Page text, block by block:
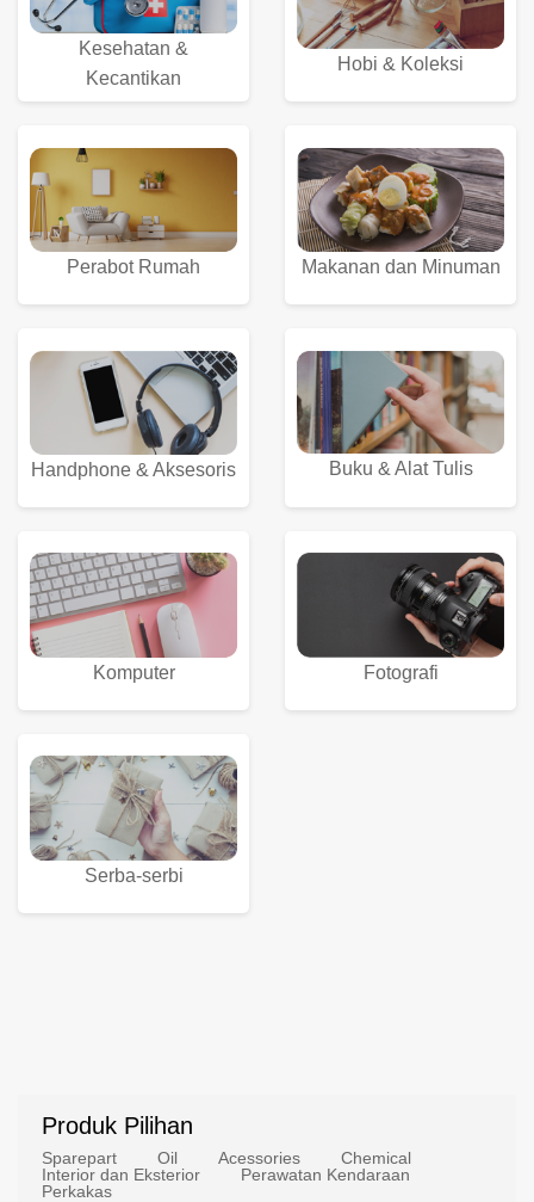
Kesehatan &
Kecantikan
Hobi & Koleksi
Perabot Rumah Makanan dan Minuman
Handphone & Aksesoris Buku & Alat Tulis
Komputer Fotografi
Serba-serbi
Produk Pilihan
Sparepart Oil Acessories
Chemical
Interior dan Eksterior
Perawatan Kendaraan
Perkakas